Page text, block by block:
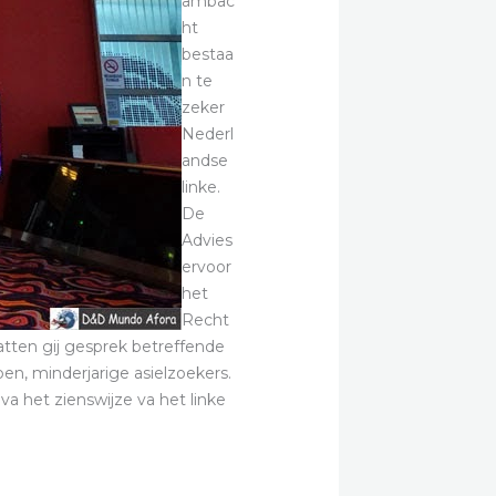
ht
bestaa
n te
zeker
Nederl
andse
linke.
De
Advies
ervoor
het
Recht
gij gesprek betreffende
minderjarige asielzoekers.
het zienswijze va het linke